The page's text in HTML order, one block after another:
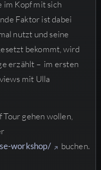
im Kopf mit sich
Faktor ist dabei
nutzt und seine
bekommt, wird
erzählt – im ersten
mit Ulla
gehen wollen,
workshop/
buchen.